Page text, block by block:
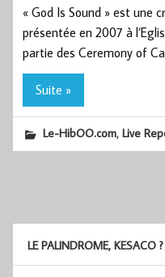
« God Is Sound » est une
présentée en 2007 à
partie des Ceremony of
Suite »
Le-HibOO.com,Live
LE PALINDROME, KESACO ?